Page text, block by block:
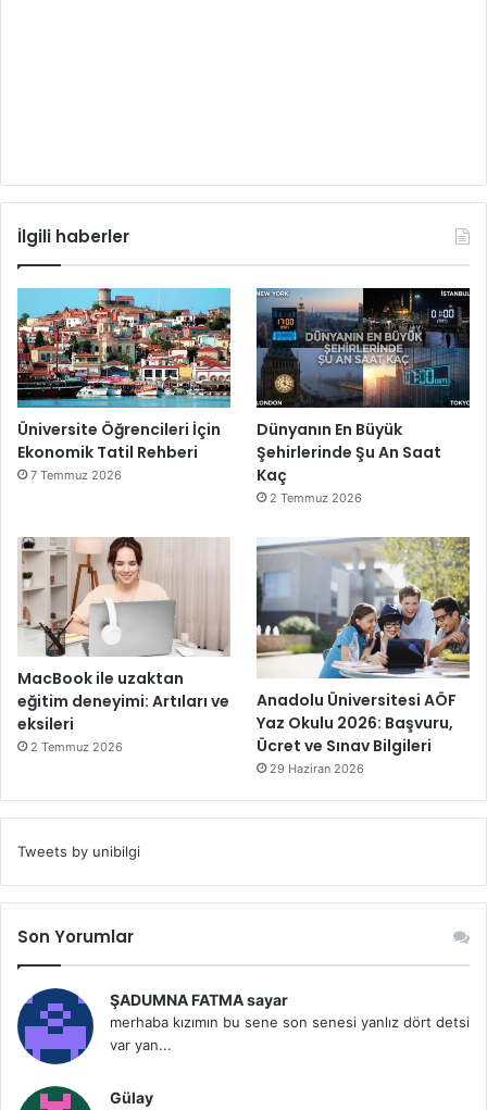
İlgili haberler
Üniversite Öğrencileri İçin
Ekonomik Tatil Rehberi
7 Temmuz 2026
Dünyanın En Büyük
Şehirlerinde Şu An Saat
Kaç
2 Temmuz 2026
MacBook ile uzaktan
eğitim deneyimi: Artıları ve
eksileri
2 Temmuz 2026
Anadolu Üniversitesi AÖF
Yaz Okulu 2026: Başvuru,
Ücret ve Sınav Bilgileri
29 Haziran 2026
Tweets by unibilgi
Son Yorumlar
ŞADUMNA FATMA sayar
merhaba kızımın bu sene son senesi yanlız dört detsi
var yan...
Gülay